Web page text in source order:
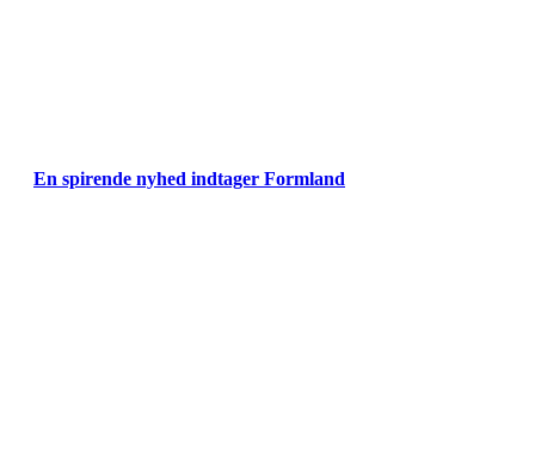
En spirende nyhed indtager Formland